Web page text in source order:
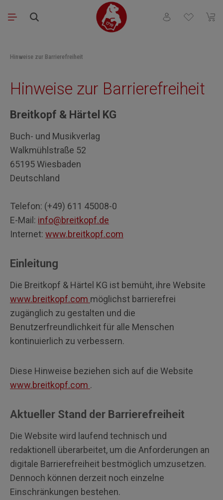
Saltar al contenido principal
Tienes 0 El
Hinweise zur Barrierefreiheit
Hinweise zur Barrierefreiheit
Breitkopf & Härtel KG
Buch- und Musikverlag
Walkmühlstraße 52
65195 Wiesbaden
Deutschland
Telefon: (+49) 611 45008-0
E-Mail: info@breitkopf.de
Internet: www.breitkopf.com
Einleitung
Die Breitkopf & Härtel KG ist bemüht, ihre Website
www.breitkopf.com möglichst barrierefrei
zugänglich zu gestalten und die
Benutzerfreundlichkeit für alle Menschen
kontinuierlich zu verbessern.
Diese Hinweise beziehen sich auf die Website
www.breitkopf.com .
Aktueller Stand der Barrierefreiheit
Die Website wird laufend technisch und
redaktionell überarbeitet, um die Anforderungen an
digitale Barrierefreiheit bestmöglich umzusetzen.
Dennoch können derzeit noch einzelne
Einschränkungen bestehen.